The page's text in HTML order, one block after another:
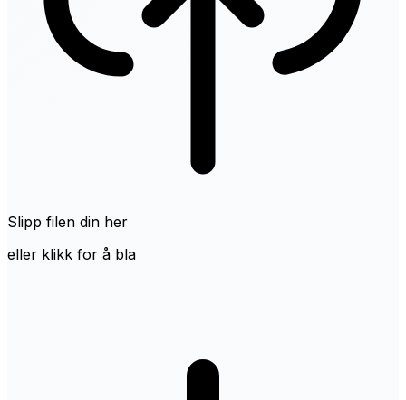
Slipp filen din her
eller klikk for å bla